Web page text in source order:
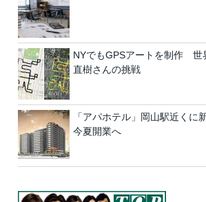
NYでもGPSアートを制作 世
直樹さんの挑戦
「アパホテル」岡山駅近くに
今夏開業へ